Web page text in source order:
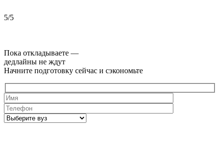
5/5
Пока откладываете —
дедлайны не ждут
Начните подготовку сейчас и сэкономьте